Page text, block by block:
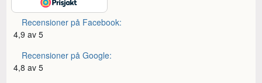
Recensioner på Facebook:
4,9 av 5
Recensioner på Google:
4,8 av 5